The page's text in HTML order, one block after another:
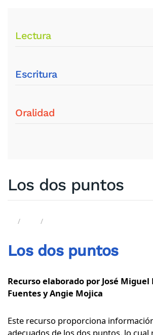
Lectura
Escritura
Oralidad
Los dos puntos
Los dos puntos
Recurso elaborado por José Miguel
Fuentes y Angie Mojica
Este recurso proporciona
adecuados de los dos puntos, lo cual